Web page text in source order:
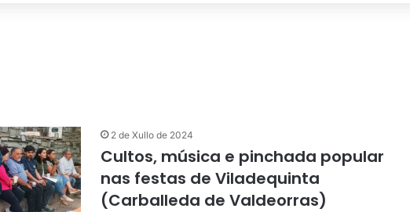
2 de Xullo de 2024
Cultos, música e pinchada popular
nas festas de Viladequinta
(Carballeda de Valdeorras)